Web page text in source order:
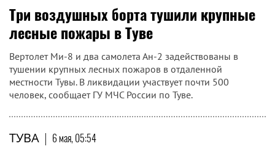
Три воздушных борта тушили крупные
лесные пожары в Туве
Вертолет Ми-8 и два самолета Ан-2 задействованы в
тушении крупных лесных пожаров в отдаленной
местности Тувы. В ликвидации участвует почти 500
человек, сообщает ГУ МЧС России по Туве.
ТУВА | 6 мая, 05:54